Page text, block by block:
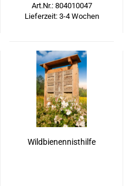
Art.Nr.: 804010047
Lieferzeit: 3-4 Wochen
Wild­bie­nen­nist­hil­fe